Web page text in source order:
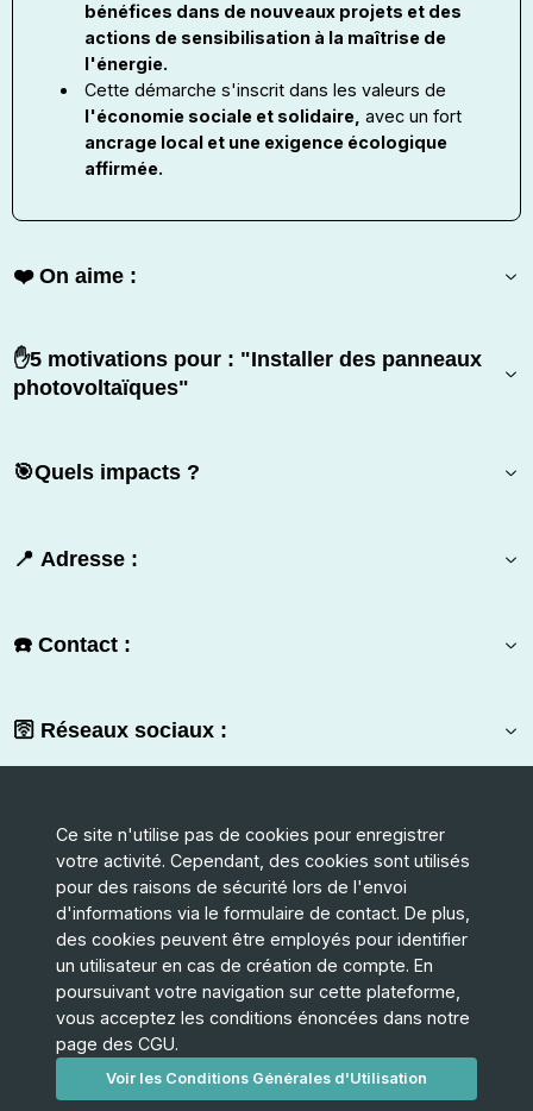
bénéfices dans de nouveaux projets et des
actions de sensibilisation à la maîtrise de
l'énergie.
Cette démarche s'inscrit dans les valeurs de
l'économie sociale et solidaire, avec un fort
ancrage local et une exigence écologique
affirmée.
❤️ On aime :
✋5 motivations pour : "Installer des panneaux
photovoltaïques"
🎯Quels impacts ?
📍 Adresse :
☎️ Contact :
🛜 Réseaux sociaux :
Vous constatez une erreur ? ( l’offre n’existe pas, le contenu est
incomplet, l’URL ne fonctionne pas…)
En savoir plus sur le theme: Bâtiment et logement
Ce site n'utilise pas de cookies pour enregistrer
votre activité. Cependant, des cookies sont utilisés
pour des raisons de sécurité lors de l'envoi
d'informations via le formulaire de contact. De plus,
des cookies peuvent être employés pour identifier
un utilisateur en cas de création de compte. En
poursuivant votre navigation sur cette plateforme,
vous acceptez les conditions énoncées dans notre
page des CGU.
Voir les Conditions Générales d'Utilisation
Faire un don
Une offre à proposer ?
L'association: PADEO
L'équipe